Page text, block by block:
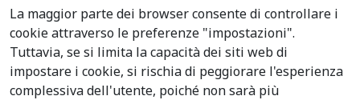
La maggior parte dei browser consente di controllare i
cookie attraverso le preferenze "impostazioni".
Tuttavia, se si limita la capacità dei siti web di
impostare i cookie, si rischia di peggiorare l'esperienza
complessiva dell'utente, poiché non sarà più